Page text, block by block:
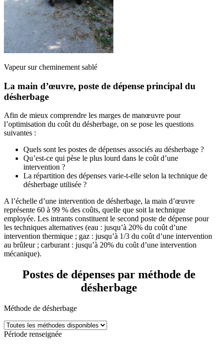
Vapeur sur cheminement sablé
La main d’œuvre, poste de dépense principal du
désherbage
Afin de mieux comprendre les marges de manœuvre pour
l’optimisation du coût du désherbage, on se pose les questions
suivantes :
Quels sont les postes de dépenses associés au désherbage ?
Qu’est-ce qui pèse le plus lourd dans le coût d’une
intervention ?
La répartition des dépenses varie-t-elle selon la technique de
désherbage utilisée ?
A l’échelle d’une intervention de désherbage, la main d’œuvre
représente 60 à 99 % des coûts, quelle que soit la technique
employée. Les intrants constituent le second poste de dépense pour
les techniques alternatives (eau : jusqu’à 20% du coût d’une
intervention thermique ; gaz : jusqu’à 1/3 du coût d’une intervention
au brûleur ; carburant : jusqu’à 20% du coût d’une intervention
mécanique).
Postes de dépenses par méthode de
désherbage
Méthode de désherbage
Période renseignée